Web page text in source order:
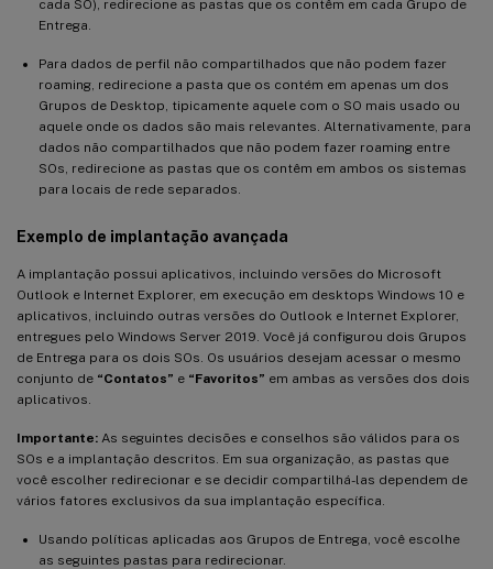
cada SO), redirecione as pastas que os contêm em cada Grupo de
Entrega.
Para dados de perfil não compartilhados que não podem fazer
roaming, redirecione a pasta que os contém em apenas um dos
Grupos de Desktop, tipicamente aquele com o SO mais usado ou
aquele onde os dados são mais relevantes. Alternativamente, para
dados não compartilhados que não podem fazer roaming entre
SOs, redirecione as pastas que os contêm em ambos os sistemas
para locais de rede separados.
Exemplo de implantação avançada
A implantação possui aplicativos, incluindo versões do Microsoft
Outlook e Internet Explorer, em execução em desktops Windows 10 e
aplicativos, incluindo outras versões do Outlook e Internet Explorer,
entregues pelo Windows Server 2019. Você já configurou dois Grupos
de Entrega para os dois SOs. Os usuários desejam acessar o mesmo
conjunto de “Contatos” e “Favoritos” em ambas as versões dos dois
aplicativos.
Importante: As seguintes decisões e conselhos são válidos para os
SOs e a implantação descritos. Em sua organização, as pastas que
você escolher redirecionar e se decidir compartilhá-las dependem de
vários fatores exclusivos da sua implantação específica.
Usando políticas aplicadas aos Grupos de Entrega, você escolhe
as seguintes pastas para redirecionar.